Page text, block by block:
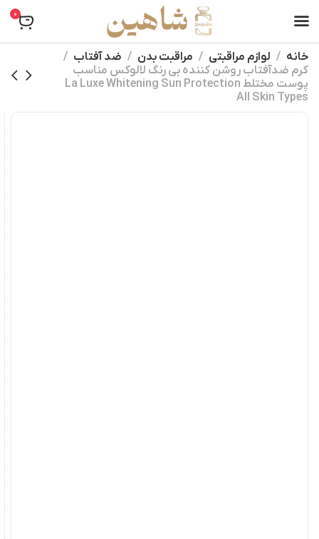
0
خانه لوازم مراقبتی مراقبت بدن
ضد آفتاب
کرم ضدآفتاب روشن کننده بی رنگ لالوکس مناسب
پوست مختلط La Luxe Whitening Sun Protection
All Skin Types